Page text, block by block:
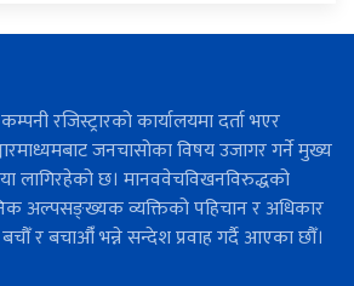
रजिस्ट्रारको कार्यालयमा दर्ता भएर
जनचासोका विषय उजागर गर्ने मुख्य
लागिरहेको छ। मानववेचविखनविरुद्धको
अल्पसङ्ख्यक व्यक्तिको पहिचान र अधिकार
बचौँ र बचाऔँ भन्ने सन्देश प्रवाह गर्दै आएका छौँ।